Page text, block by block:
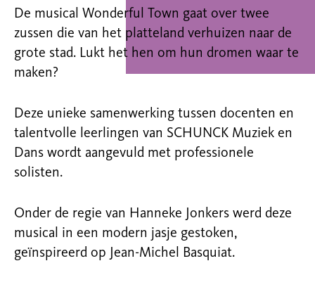
De musical Wonderful Town gaat over twee
zussen die van het platteland verhuizen naar de
grote stad. Lukt het hen om hun dromen waar te
maken?
Deze unieke samenwerking tussen docenten en
talentvolle leerlingen van SCHUNCK Muziek en
Dans wordt aangevuld met professionele
solisten.
Onder de regie van Hanneke Jonkers werd deze
musical in een modern jasje gestoken,
geïnspireerd op Jean-Michel Basquiat.